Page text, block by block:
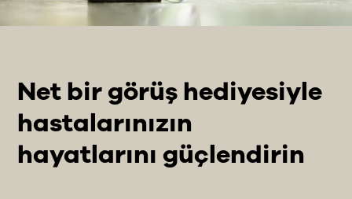
Net bir görüş hediyesiyle
hastalarınızın
hayatlarını güçlendirin